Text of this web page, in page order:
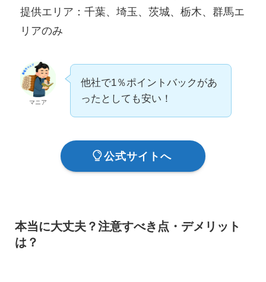
提供エリア：千葉、埼玉、茨城、栃木、群馬エ
リアのみ
マニア
他社で1％ポイントバックがあ
ったとしても安い！
公式サイトへ
本当に大丈夫？注意すべき点・デメリット
は？